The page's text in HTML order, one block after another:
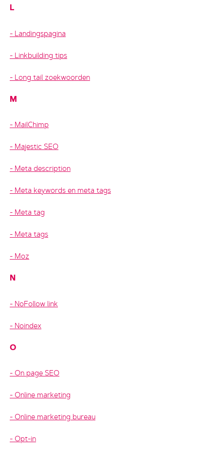
L
Landingspagina
Linkbuilding tips
Long tail zoekwoorden
M
MailChimp
Majestic SEO
Meta description
Meta keywords en meta tags
Meta tag
Meta tags
Moz
N
NoFollow link
Noindex
O
On page SEO
Online marketing
Online marketing bureau
Opt-in